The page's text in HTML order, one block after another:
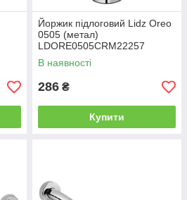
Йоржик підлоговий Lidz Oreo
0505 (метал)
LDORE0505CRM22257
Chrome
В наявності
286 ₴
Купити